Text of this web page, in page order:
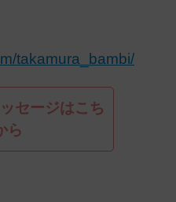
takamura_bambi/
セージはこち
ら